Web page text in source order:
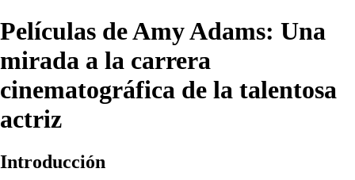
Películas de Amy Adams: Una
mirada a la carrera
cinematográfica de la talentosa
actriz
Introducción